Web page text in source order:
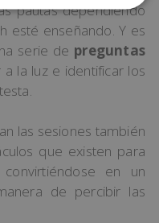
pautas dependiendo
esté enseñando. Y es
serie de preguntas
la luz e identificar los
las sesiones también
que existen para
en un
de percibir las